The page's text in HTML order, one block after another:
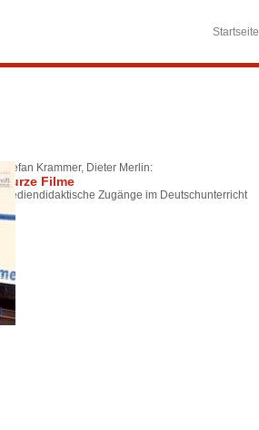
Startseite
Stefan Krammer, Dieter Merlin:
Kurze Filme
Mediendidaktische Zugänge im Deutschunterricht